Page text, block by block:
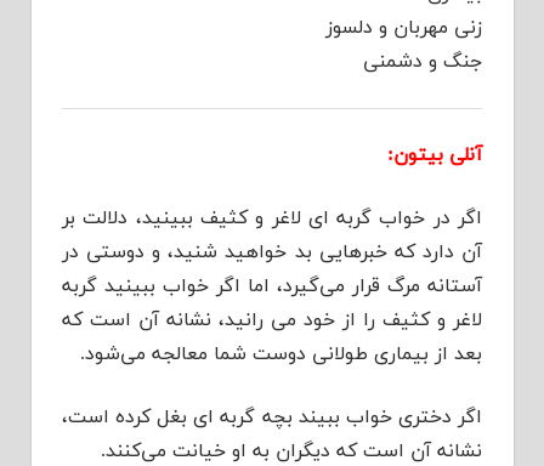
زنی مهربان و دلسوز
جنگ و دشمنی
آنلی بیتون:
اگر در خواب گربه ای لاغر و کثیف ببینید، دلالت بر
آن دارد که خبرهایی بد خواهید شنید، و دوستی در
آستانه مرگ قرار می‌گیرد، اما اگر خواب ببینید گربه
لاغر و کثیف را از خود می رانید، نشانه آن است که
بعد از بیماری طولانی دوست شما معالجه می‌شود.
اگر دختری خواب ببیند بچه گربه ای بغل کرده است،
نشانه آن است که دیگران به او خیانت می‌کنند.